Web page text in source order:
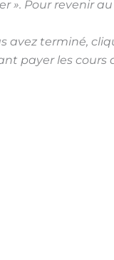
». Pour revenir
avez terminé,
payer les cours